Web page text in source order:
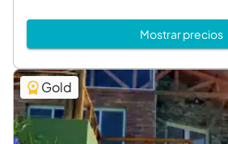
Mostrar precios
Gold